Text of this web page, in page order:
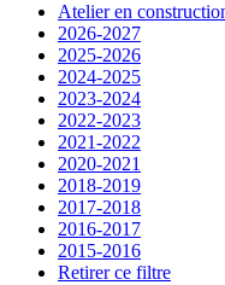
Atelier en
2026-2027
2025-2026
2024-2025
2023-2024
2022-2023
2021-2022
2020-2021
2018-2019
2017-2018
2016-2017
2015-2016
Retirer ce filtre